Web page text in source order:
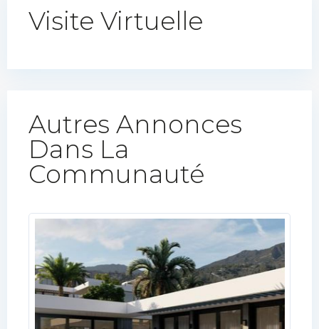
Visite Virtuelle
Autres Annonces
Dans La
Communauté​